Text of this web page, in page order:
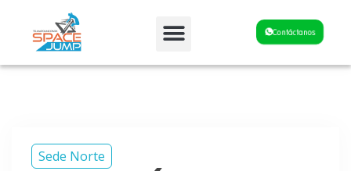
Contáctanos
Sede Norte